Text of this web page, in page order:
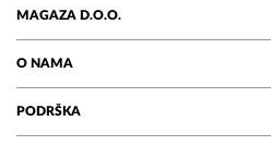
MAGAZA D.O.O.
O NAMA
PODRŠKA